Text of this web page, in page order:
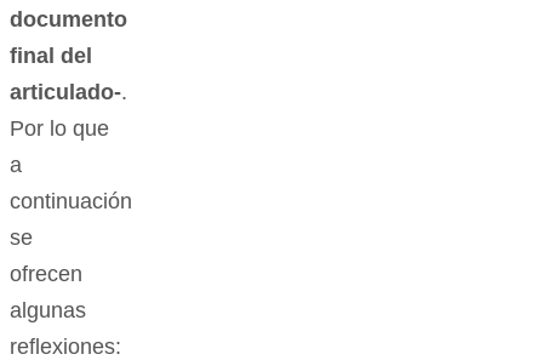
documento
final del
articulado-.
Por lo que
a
continuación
se
ofrecen
algunas
reflexiones: